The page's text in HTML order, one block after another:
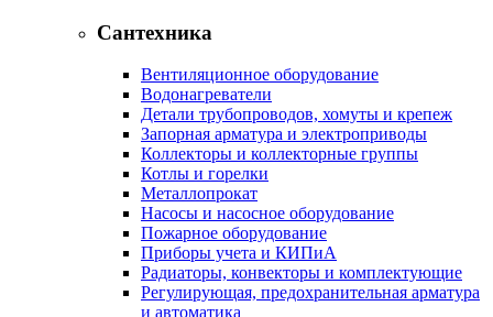
Сантехника
Вентиляционное оборудование
Водонагреватели
Детали трубопроводов, хомуты и крепеж
Запорная арматура и электроприводы
Коллекторы и коллекторные группы
Котлы и горелки
Металлопрокат
Насосы и насосное оборудование
Пожарное оборудование
Приборы учета и КИПиА
Радиаторы, конвекторы и комплектующие
Регулирующая, предохранительная арматура
и автоматика